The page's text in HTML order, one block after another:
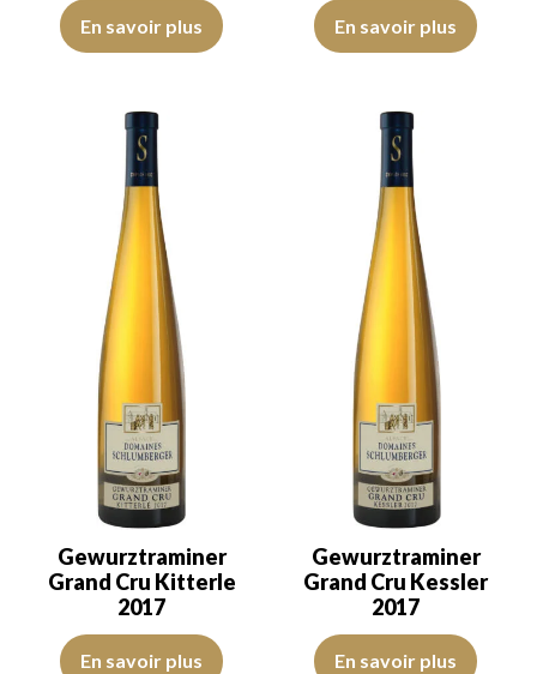
La robe est jaune citron avec des reflets clairs, de bonne
En savoir plus
La robe est jaune citron avec
En savoir plus
Gewurztraminer
Grand Cru Kitterle
2017
La robe est jaune dorée avec des reflets verts, de belle
En savoir plus
Gewurztraminer
Grand Cru Kessler
2017
La robe est jaune citron avec
En savoir plus